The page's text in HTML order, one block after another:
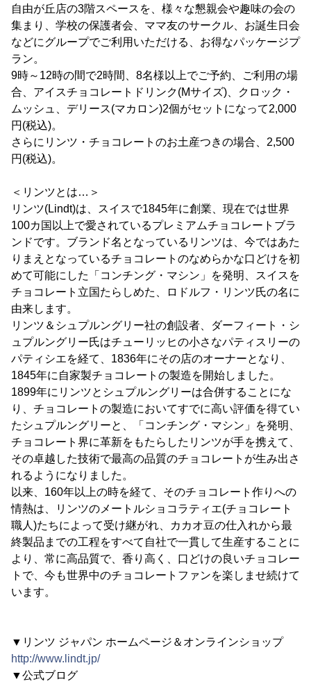
自由が丘店の3階スペースを、様々な懇親会や趣味の会の
集まり、学校の保護者会、ママ友のサークル、お誕生日会
などにグループでご利用いただける、お得なパッケージプ
ラン。
9時～12時の間で2時間、8名様以上でご予約、ご利用の場
合、アイスチョコレートドリンク(Mサイズ)、クロック・
ムッシュ、デリース(マカロン)2個がセットになって2,000
円(税込)。
さらにリンツ・チョコレートのお土産つきの場合、2,500
円(税込)。
＜リンツとは…＞
リンツ(Lindt)は、スイスで1845年に創業、現在では世界
100カ国以上で愛されているプレミアムチョコレートブラ
ンドです。ブランド名となっているリンツは、今ではあた
りまえとなっているチョコレートのなめらかな口どけを初
めて可能にした「コンチング・マシン」を発明、スイスを
チョコレート立国たらしめた、ロドルフ・リンツ氏の名に
由来します。
リンツ＆シュプルングリー社の創設者、ダーフィート・シ
ュプルングリー氏はチューリッヒの小さなパティスリーの
パティシエを経て、1836年にその店のオーナーとなり、
1845年に自家製チョコレートの製造を開始しました。
1899年にリンツとシュプルングリーは合併することにな
り、チョコレートの製造においてすでに高い評価を得てい
たシュプルングリーと、「コンチング・マシン」を発明、
チョコレート界に革新をもたらしたリンツが手を携えて、
その卓越した技術で最高の品質のチョコレートが生み出さ
れるようになりました。
以来、160年以上の時を経て、そのチョコレート作りへの
情熱は、リンツのメートルショコラティエ(チョコレート
職人)たちによって受け継がれ、カカオ豆の仕入れから最
終製品までの工程をすべて自社で一貫して生産することに
より、常に高品質で、香り高く、口どけの良いチョコレー
トで、今も世界中のチョコレートファンを楽しませ続けて
います。
▼リンツ ジャパン ホームページ＆オンラインショップ
http://www.lindt.jp/
▼公式ブログ